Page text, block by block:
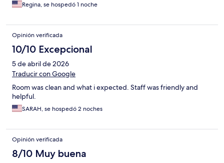
Regina, se hospedó 1 noche
Opinión verificada
10/10 Excepcional
5 de abril de 2026
Traducir con Google
Room was clean and what i expected. Staff was friendly and
helpful.
SARAH, se hospedó 2 noches
Opinión verificada
8/10 Muy buena